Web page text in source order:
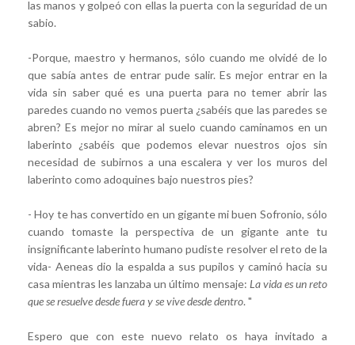
las manos y golpeó con ellas la puerta con la seguridad de un
sabio.
-Porque, maestro y hermanos, sólo cuando me olvidé de lo
que sabía antes de entrar pude salir. Es mejor entrar en la
vida sin saber qué es una puerta para no temer abrir las
paredes cuando no vemos puerta ¿sabéis que las paredes se
abren? Es mejor no mirar al suelo cuando caminamos en un
laberinto ¿sabéis que podemos elevar nuestros ojos sin
necesidad de subirnos a una escalera y ver los muros del
laberinto como adoquines bajo nuestros pies?
- Hoy te has convertido en un gigante mi buen Sofronio, sólo
cuando tomaste la perspectiva de un gigante ante tu
insignificante laberinto humano pudiste resolver el reto de la
vida- Aeneas dio la espalda a sus pupilos y caminó hacia su
casa mientras les lanzaba un último mensaje: La vida es un reto
que se resuelve desde fuera y se vive desde dentro. "
Espero que con este nuevo relato os haya invitado a